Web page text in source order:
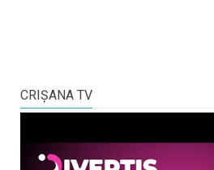
CRIŞANA TV